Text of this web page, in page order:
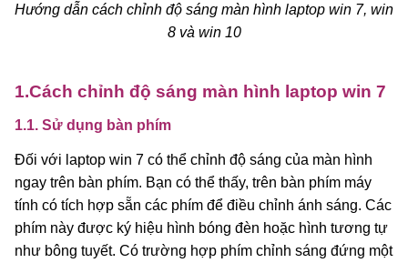
Hướng dẫn cách chỉnh độ sáng màn hình laptop win 7, win
8 và win 10
1.Cách chỉnh độ sáng màn hình laptop win 7
1.1. Sử dụng bàn phím
Đối với laptop win 7 có thể chỉnh độ sáng của màn hình
ngay trên bàn phím. Bạn có thể thấy, trên bàn phím máy
tính có tích hợp sẵn các phím để điều chỉnh ánh sáng. Các
phím này được ký hiệu hình bóng đèn hoặc hình tương tự
như bông tuyết. Có trường hợp phím chỉnh sáng đứng một